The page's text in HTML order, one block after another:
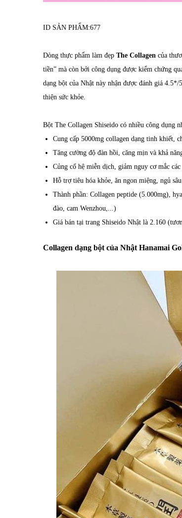
ID SẢN PHẨM:677
Dòng thực phẩm làm đẹp The Collagen của
tiền” mà còn bởi công dụng được kiểm chứng
dạng bột của Nhật này nhận được đánh giá
thiện sức khỏe.
Bột The Collagen Shiseido có nhiều công dụng
Cung cấp 5000mg collagen dạng tinh khiết,
Tăng cường độ đàn hồi, căng mịn và khả
Củng cố hệ miễn dịch, giảm nguy cơ mắc các
Hỗ trợ tiêu hóa khỏe, ăn ngon miệng, ngủ sâu
Thành phần: Collagen peptide (5.000mg),
đào, cam Wenzhou,...)
Giá bán tại trang Shiseido Nhật là 2.160
Collagen dạng bột của Nhật Hanamai